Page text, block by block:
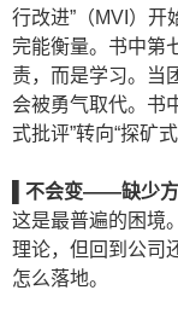
行改进”（MVI）
完能衡量。书中第
责，而是学习。当
会被勇气取代。书
式批评”转向“探矿
不会变——缺少
这是最普遍的困境
理论，但回到公
怎么落地。